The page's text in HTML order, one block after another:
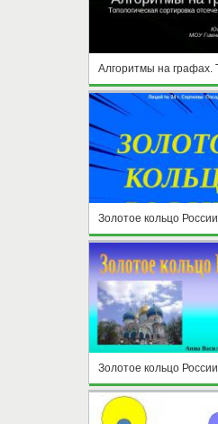
Золотое кольцо России
Золотое кольцо России